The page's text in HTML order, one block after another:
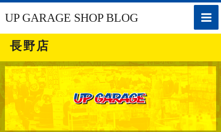
toggle
UP GARAGE SHOP BLOG
長野店